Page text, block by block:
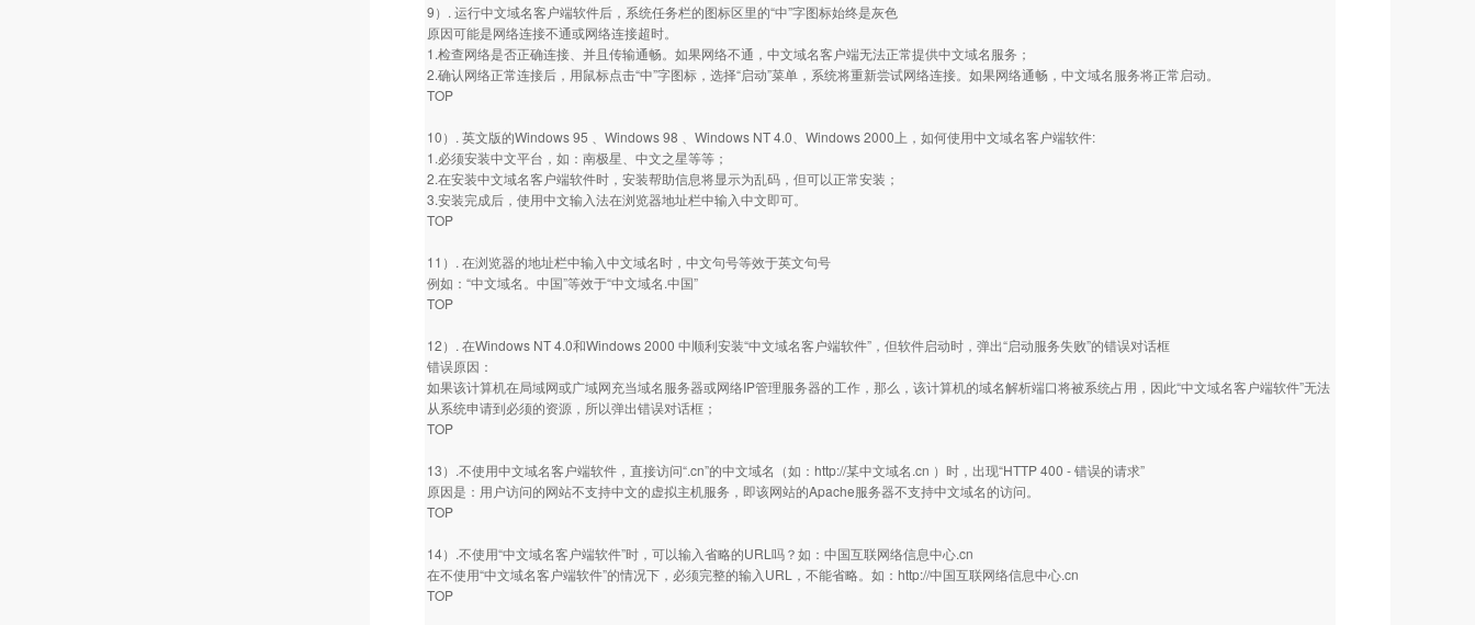
9）. 运行中文域名客户端软件后，系统任务栏的图标区里的“中”字图标始终是灰色
原因可能是网络连接不通或网络连接超时。
1.检查网络是否正确连接、并且传输通畅。如果网络不通，中文域名客户端无法正常提供中文域名服务；
2.确认网络正常连接后，用鼠标点击“中”字图标，选择“启动”菜单，系统将重新尝试网络连接。如果网络通畅，中文域名服务将正常启动。
TOP
10）. 英文版的Windows 95 、Windows 98 、Windows NT 4.0、Windows 2000上，如何使用中文域名客户端软件:
1.必须安装中文平台，如：南极星、中文之星等等；
2.在安装中文域名客户端软件时，安装帮助信息将显示为乱码，但可以正常安装；
3.安装完成后，使用中文输入法在浏览器地址栏中输入中文即可。
TOP
11）. 在浏览器的地址栏中输入中文域名时，中文句号等效于英文句号
例如：“中文域名。中国”等效于“中文域名.中国”
TOP
12）. 在Windows NT 4.0和Windows 2000 中顺利安装“中文域名客户端软件”，但软件启动时，弹出“启动服务失败”的错误对话框
错误原因：
如果该计算机在局域网或广域网充当域名服务器或网络IP管理服务器的工作，那么，该计算机的域名解析端口将被系统占用，因此“中文域名客户端软件”无法
从系统申请到必须的资源，所以弹出错误对话框；
TOP
13）.不使用中文域名客户端软件，直接访问“.cn”的中文域名（如：http://某中文域名.cn ）时，出现“HTTP 400 - 错误的请求”
原因是：用户访问的网站不支持中文的虚拟主机服务，即该网站的Apache服务器不支持中文域名的访问。
TOP
14）.不使用“中文域名客户端软件”时，可以输入省略的URL吗？如：中国互联网络信息中心.cn
在不使用“中文域名客户端软件”的情况下，必须完整的输入URL，不能省略。如：http://中国互联网络信息中心.cn
TOP